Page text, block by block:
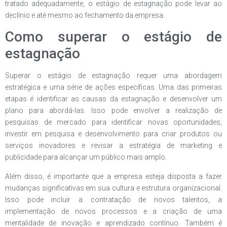
tratado adequadamente, o estágio de estagnação pode levar ao
declínio e até mesmo ao fechamento da empresa.
Como superar o estágio de
estagnação
Superar o estágio de estagnação requer uma abordagem
estratégica e uma série de ações específicas. Uma das primeiras
etapas é identificar as causas da estagnação e desenvolver um
plano para abordá-las. Isso pode envolver a realização de
pesquisas de mercado para identificar novas oportunidades,
investir em pesquisa e desenvolvimento para criar produtos ou
serviços inovadores e revisar a estratégia de marketing e
publicidade para alcançar um público mais amplo.
Além disso, é importante que a empresa esteja disposta a fazer
mudanças significativas em sua cultura e estrutura organizacional.
Isso pode incluir a contratação de novos talentos, a
implementação de novos processos e a criação de uma
mentalidade de inovação e aprendizado contínuo. Também é